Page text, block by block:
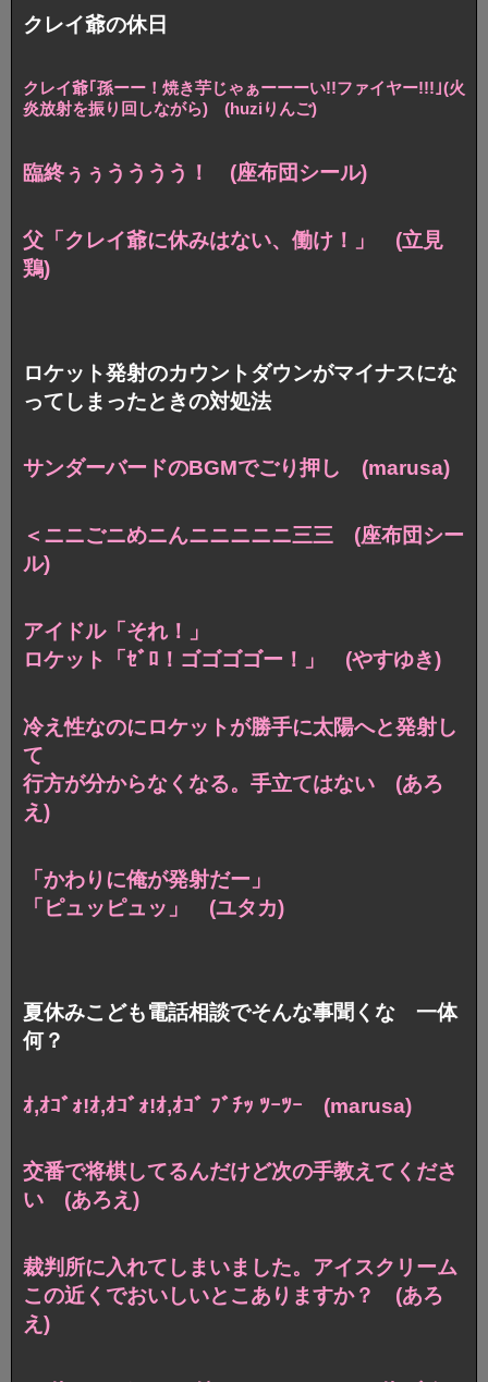
クレイ爺の休日
クレイ爺｢孫ーー！焼き芋じゃぁーーーい!!ファイヤー!!!｣(火
炎放射を振り回しながら) (huziりんご)
臨終ぅぅうううう！ (座布団シール)
父「クレイ爺に休みはない、働け！」 (立見
鶏)
ロケット発射のカウントダウンがマイナスにな
ってしまったときの対処法
サンダーバードのBGMでごり押し (marusa)
＜ニニごニめニんニニニニニ三三 (座布団シー
ル)
アイドル「それ！」
ロケット「ｾﾞﾛ！ゴゴゴゴー！」 (やすゆき)
冷え性なのにロケットが勝手に太陽へと発射し
て
行方が分からなくなる。手立てはない (あろ
え)
「かわりに俺が発射だー」
「ピュッピュッ」 (ユタカ)
夏休みこども電話相談でそんな事聞くな 一体
何？
ｵ,ｵｺﾞｫ!ｵ,ｵｺﾞｫ!ｵ,ｵｺﾞ ﾌﾞﾁｯ ﾂｰﾂｰ (marusa)
交番で将棋してるんだけど次の手教えてくださ
い (あろえ)
裁判所に入れてしまいました。 アイスクリーム
この近くでおいしいとこありますか？ (あろ
え)